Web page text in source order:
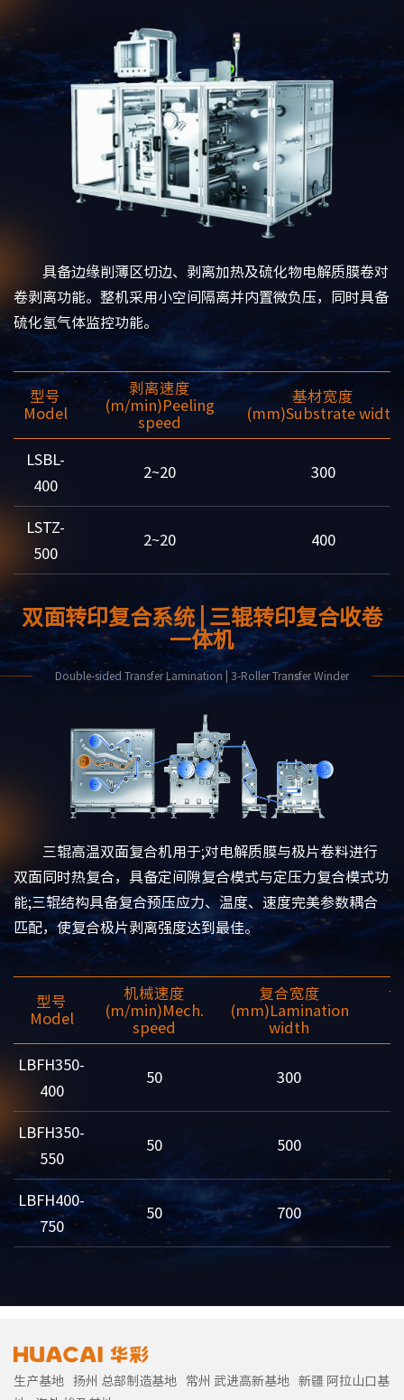
具备边缘削薄区切边、剥离加热及硫化物电解质膜卷对
卷剥离功能。整机采用小空间隔离并内置微负压，同时具备
硫化氢气体监控功能。
型号
Model
剥离速度
(m/min)Peeling
speed
基材宽度
(mm)Substrate width
LSBL-
400
2~20 300
LSTZ-
500
2~20 400
双面转印复合系统 | 三辊转印复合收卷
一体机
Double-sided Transfer Lamination | 3-Roller Transfer Winder
三辊高温双面复合机用于;对电解质膜与极片卷料进行
双面同时热复合，具备定间隙复合模式与定压力复合模式功
能;三辊结构具备复合预压应力、温度、速度完美参数耦合
匹配，使复合极片剥离强度达到最佳。
型号
Model
机械速度
(m/min)Mech.
speed
复合宽度
(mm)Lamination
width
LBFH350-
400
50 300
LBFH350-
550
50 500
LBFH400-
750
50 700
生产基地 扬州 总部制造基地 常州 武进高新基地
新疆 阿拉山口基